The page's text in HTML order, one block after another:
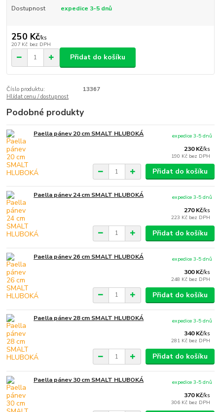
Dostupnost expedice 3-5 dnů
250 Kč/ks
207 Kč bez DPH
Přidat do košíku
Číslo produktu:
13367
Hlídat cenu / dostupnost
Podobné produkty
Paella pánev 20 cm SMALT HLUBOKÁ
230 Kč/ks
190 Kč bez DPH
expedice 3-5 dnů
Přidat do košíku
Paella pánev 24 cm SMALT HLUBOKÁ
270 Kč/ks
223 Kč bez DPH
expedice 3-5 dnů
Přidat do košíku
Paella pánev 26 cm SMALT HLUBOKÁ
300 Kč/ks
248 Kč bez DPH
expedice 3-5 dnů
Přidat do košíku
Paella pánev 28 cm SMALT HLUBOKÁ
340 Kč/ks
281 Kč bez DPH
expedice 3-5 dnů
Přidat do košíku
Paella pánev 30 cm SMALT HLUBOKÁ
370 Kč/ks
306 Kč bez DPH
expedice 3-5 dnů